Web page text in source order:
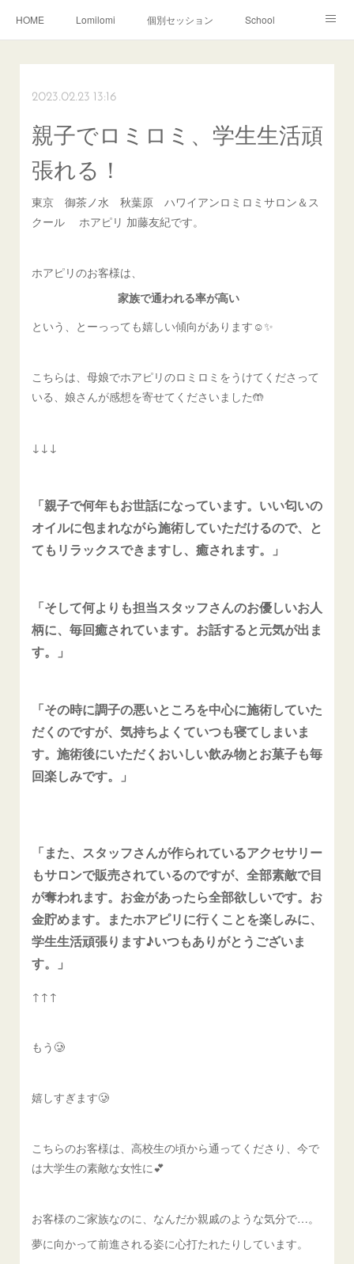
HOME Lomilomi 個別セッション School
School無料説明会
2023.02.23 13:16
親子でロミロミ、学生生活頑
張れる！
東京 御茶ノ水 秋葉原 ハワイアンロミロミサロン＆ス
クール ホアピリ 加藤友紀です。
ホアピリのお客様は、
家族で通われる率が高い
という、とーっっても嬉しい傾向があります☺️✨
こちらは、母娘でホアピリのロミロミをうけてくださって
いる、娘さんが感想を寄せてくださいました🤲
↓↓↓
「親子で何年もお世話になっています。いい匂いの
オイルに包まれながら施術していただけるので、と
てもリラックスできますし、癒されます。」
「そして何よりも担当スタッフさんのお優しいお人
柄に、毎回癒されています。お話すると元気が出ま
す。」
「その時に調子の悪いところを中心に施術していた
だくのですが、気持ちよくていつも寝てしまいま
す。施術後にいただくおいしい飲み物とお菓子も毎
回楽しみです。」
「また、スタッフさんが作られているアクセサリー
もサロンで販売されているのですが、全部素敵で目
が奪われます。お金があったら全部欲しいです。お
金貯めます。またホアピリに行くことを楽しみに、
学生生活頑張ります♪いつもありがとうございま
す。」
↑↑↑
もう🥲
嬉しすぎます🥲
こちらのお客様は、高校生の頃から通ってくださり、今で
は大学生の素敵な女性に💕
お客様のご家族なのに、なんだか親戚のような気分で…。
夢に向かって前進される姿に心打たれたりしています。